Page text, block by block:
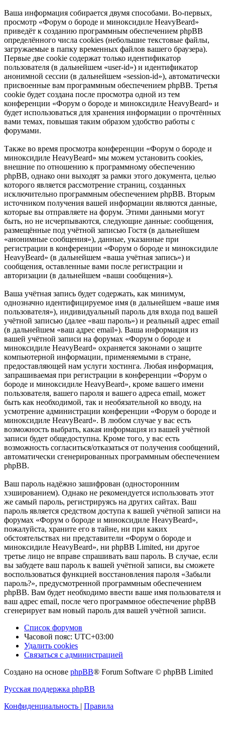
Ваша информация собирается двумя способами. Во-первых,
просмотр «Форум о бороде и миноксидиле HeavyBeard»
приведёт к созданию программным обеспечением phpBB
определённого числа cookies (небольшие текстовые файлы,
загружаемые в папку временных файлов вашего браузера).
Первые две cookie содержат только идентификатор
пользователя (в дальнейшем «user-id») и идентификатор
анонимной сессии (в дальнейшем «session-id»), автоматически
присвоенные вам программным обеспечением phpBB. Третья
cookie будет создана после просмотра одной из тем
конференции «Форум о бороде и миноксидиле HeavyBeard» и
будет использоваться для хранения информации о прочтённых
вами темах, повышая таким образом удобство работы с
форумами.
Также во время просмотра конференции «Форум о бороде и
миноксидиле HeavyBeard» мы можем установить cookies,
внешние по отношению к программному обеспечению
phpBB, однако они выходят за рамки этого документа, целью
которого является рассмотрение страниц, созданных
исключительно программным обеспечением phpBB. Вторым
источником получения вашей информации являются данные,
которые вы отправляете на форум. Этими данными могут
быть, но не исчерпываются, следующие данные: сообщения,
размещённые под учётной записью Гостя (в дальнейшем
«анонимные сообщения»), данные, указанные при
регистрации в конференции «Форум о бороде и миноксидиле
HeavyBeard» (в дальнейшем «ваша учётная запись») и
сообщения, оставленные вами после регистрации и
авторизации (в дальнейшем «ваши сообщения»).
Ваша учётная запись будет содержать, как минимум,
однозначно идентифицируемое имя (в дальнейшем «ваше имя
пользователя»), индивидуальный пароль для входа под вашей
учётной записью (далее «ваш пароль») и реальный адрес email
(в дальнейшем «ваш адрес email»). Ваша информация из
вашей учётной записи на форумах «Форум о бороде и
миноксидиле HeavyBeard» охраняется законами о защите
компьютерной информации, применяемыми в стране,
предоставляющей нам услуги хостинга. Любая информация,
запрашиваемая при регистрации в конференции «Форум о
бороде и миноксидиле HeavyBeard», кроме вашего имени
пользователя, вашего пароля и вашего адреса email, может
быть как необходимой, так и необязательной ко вводу, на
усмотрение администрации конференции «Форум о бороде и
миноксидиле HeavyBeard». В любом случае у вас есть
возможность выбрать, какая информация из вашей учётной
записи будет общедоступна. Кроме того, у вас есть
возможность согласиться/отказаться от получения сообщений,
автоматически сгенерированных программным обеспечением
phpBB.
Ваш пароль надёжно зашифрован (односторонним
хэшированием). Однако не рекомендуется использовать этот
же самый пароль, регистрируясь на других сайтах. Ваш
пароль является средством доступа к вашей учётной записи на
форумах «Форум о бороде и миноксидиле HeavyBeard»,
пожалуйста, храните его в тайне, ни при каких
обстоятельствах ни представители «Форум о бороде и
миноксидиле HeavyBeard», ни phpBB Limited, ни другое
третье лицо не вправе спрашивать ваш пароль. В случае, если
вы забудете ваш пароль к вашей учётной записи, вы сможете
воспользоваться функцией восстановления пароля «Забыли
пароль?», предусмотренной программным обеспечением
phpBB. Вам будет необходимо ввести ваше имя пользователя и
ваш адрес email, после чего программное обеспечение phpBB
сгенерирует вам новый пароль для вашей учётной записи.
Список форумов
Часовой пояс: UTC+03:00
Удалить cookies
Связаться с администрацией
Создано на основе phpBB® Forum Software © phpBB Limited
Русская поддержка phpBB
Конфиденциальность | Правила